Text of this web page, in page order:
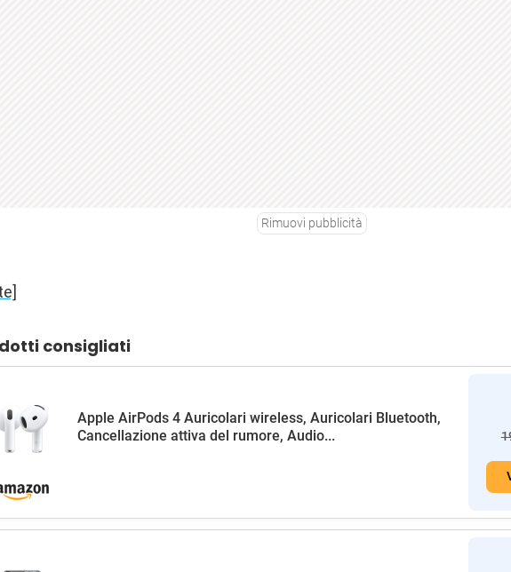
Rimuovi pubblicità
consigliati
Apple AirPods 4 Auricolari wireless, Auricolari Bluetooth,
Cancellazione attiva del rumore, Audio...